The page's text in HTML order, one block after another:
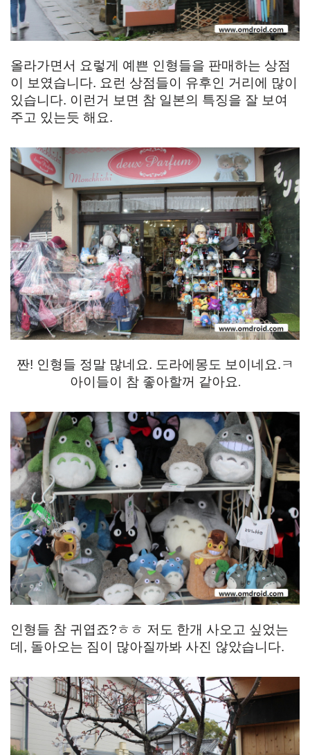
올라가면서 요렇게 예쁜 인형들을 판매하는 상점
이 보였습니다. 요런 상점들이 유후인 거리에 많이
있습니다. 이런거 보면 참 일본의 특징을 잘 보여
주고 있는듯 해요.
짠! 인형들 정말 많네요. 도라에몽도 보이네요.ㅋ
아이들이 참 좋아할꺼 같아요.
인형들 참 귀엽죠?ㅎㅎ 저도 한개 사오고 싶었는
데, 돌아오는 짐이 많아질까봐 사진 않았습니다.